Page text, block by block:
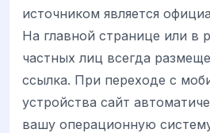
источником является
На главной странице или в
частных лиц всегда
ссылка. При переходе с
устройства сайт
вашу операционную